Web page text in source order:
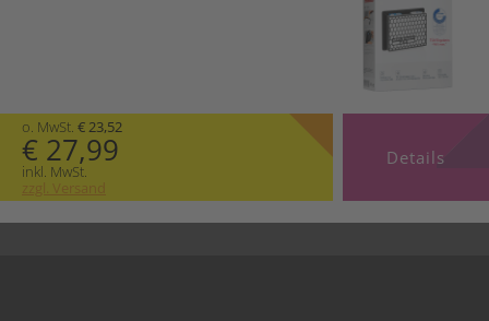
o. MwSt. € 23,52
€ 27,99
inkl. MwSt.
zzgl. Versand
Details